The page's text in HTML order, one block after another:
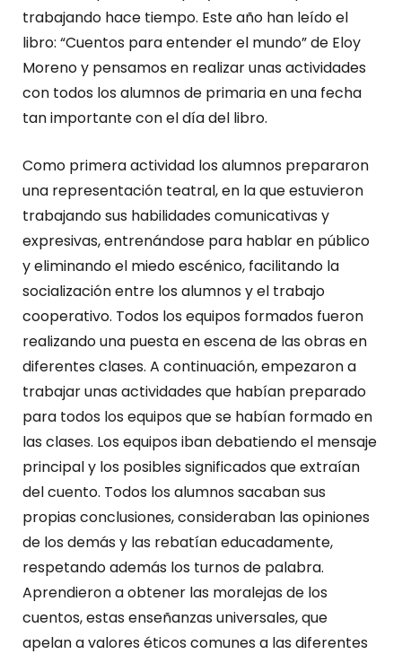
trabajando hace tiempo. Este año han leído el
libro: “Cuentos para entender el mundo” de Eloy
Moreno y pensamos en realizar unas actividades
con todos los alumnos de primaria en una fecha
tan importante con el día del libro.
Como primera actividad los alumnos prepararon
una representación teatral, en la que estuvieron
trabajando sus habilidades comunicativas y
expresivas, entrenándose para hablar en público
y eliminando el miedo escénico, facilitando la
socialización entre los alumnos y el trabajo
cooperativo. Todos los equipos formados fueron
realizando una puesta en escena de las obras en
diferentes clases. A continuación, empezaron a
trabajar unas actividades que habían preparado
para todos los equipos que se habían formado en
las clases. Los equipos iban debatiendo el mensaje
principal y los posibles significados que extraían
del cuento. Todos los alumnos sacaban sus
propias conclusiones, consideraban las opiniones
de los demás y las rebatían educadamente,
respetando además los turnos de palabra.
Aprendieron a obtener las moralejas de los
cuentos, estas enseñanzas universales, que
apelan a valores éticos comunes a las diferentes